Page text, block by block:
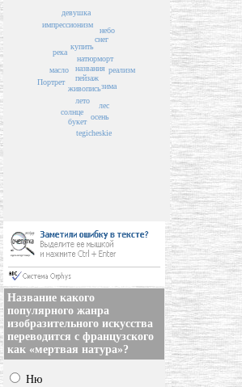
пейзаж
названия
живопись
лето
натюрморт
купить
солнце
лес
зима
осень
букет
масло
река
снег
tegicheskie
реализм
небо
импрессионизм
Портрет
девушка
Название какого
популярного жанра
изобразительного искусства
переводится с французского
как «мертвая натура»?
Ню